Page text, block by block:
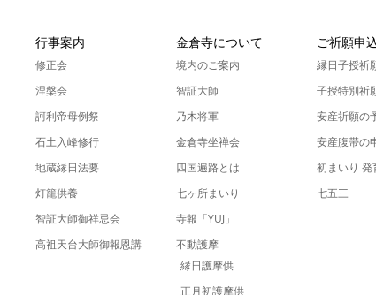
行事案内
修正会
涅槃会
訶利帝母例祭
石土入峰修行
地蔵縁日法要
灯籠供養
智証大師御祥忌会
高祖天台大師御報恩講
金倉寺について
境内のご案内
智証大師
乃木将軍
金倉寺坐禅会
四国遍路とは
七ヶ所まいり
寺報「YUJ」
不動護摩
縁日護摩供
正月初護摩供
ご祈願申
縁日子授祈
子授特別祈
安産祈願の
安産腹帯の
初まいり
七五三